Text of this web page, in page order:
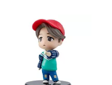
warner music(1)
ハースト婦人畫報社(1)
一個月內上市新品(2)
電子書 (可複選)